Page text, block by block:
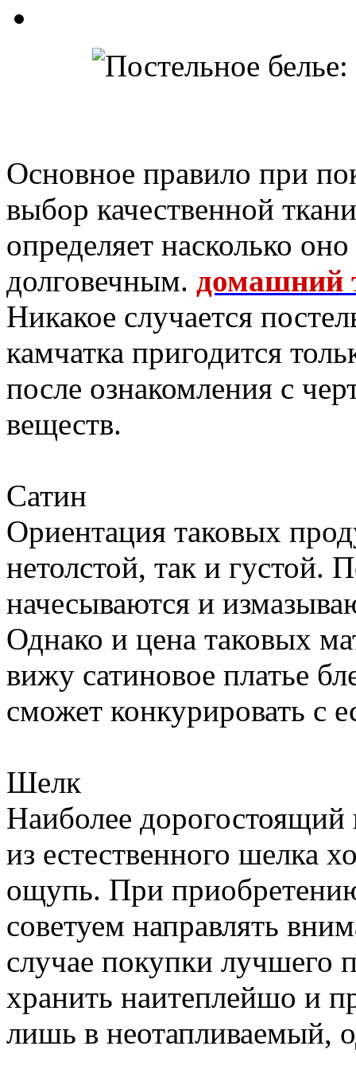
Основное правило при
выбор качественной
определяет насколько
долговечным. домашний
Никакое случается
камчатка пригодится
после ознакомления с
веществ.
Сатин
Ориентация таковых
нетолстой, так и густой.
начесываются и
Однако и цена таковых
вижу сатиновое платье
сможет конкурировать с
Шелк
Наиболее дорогостоящий
из естественного шелка
ощупь. При
советуем направлять
случае покупки лучшего
хранить наитеплейшо и
лишь в неотапливаемый,